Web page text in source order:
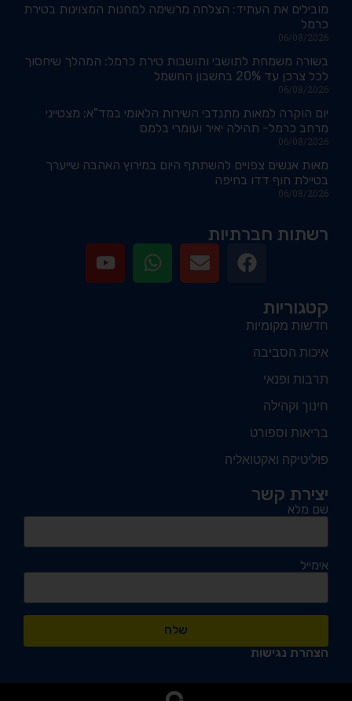
מובילים את העתיד: הצלחה מרשימה למחנות המצוינות בטירת
כרמל
06/08/2026
בשורה משמחת לתושבי ותושבות טירת כרמל: המהלך שיחסוך
לכל צרכן עד 20% בחשבון החשמל
06/08/2026
יום הוקרה למאות מתנדבי השירות הלאומי במד"א; מצטייני
מרחב כרמל- תהילה יאיר ועומרי בלמס
06/08/2026
מאות אנשים צפויים להשתתף היום במירוץ האהבה שייערך
בטיילת חוף דדו בחיפה
06/08/2026
רשתות חברתיות
קטגוריות
חדשות מקומיות
איכות הסביבה
תרבות ופנאי
חינוך וקהילה
בריאות וספורט
פוליטיקה ואקטואליה
יצירת קשר
שם מלא
אימייל
שלח
הצהרת נגישות